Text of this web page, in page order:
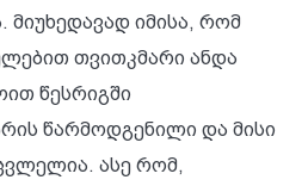
მიუხედავად იმისა, რომ
თვითკმარი ანდა
წესრიგში
წარმოდგენილი და მისი
ასე რომ,